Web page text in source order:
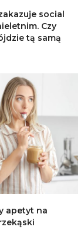
social
Czy
tą samą
apetyt na